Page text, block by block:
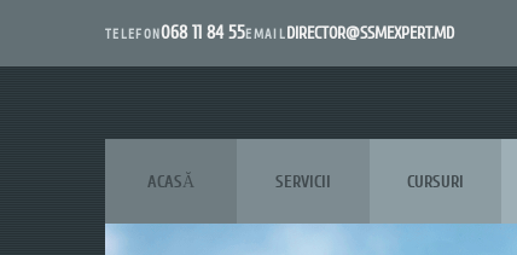
TELEFON068 11 84 55EMAILDIRECTOR@SSMEXPERT.MD
ACASĂ SERVICII CURSURI